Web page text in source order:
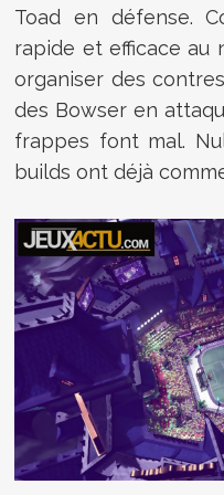
Toad en défense.
rapide et efficace au
organiser des
des Bowser en
frappes font mal.
builds ont déjà